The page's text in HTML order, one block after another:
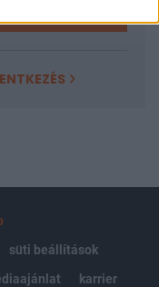
süti beállítások
karrier